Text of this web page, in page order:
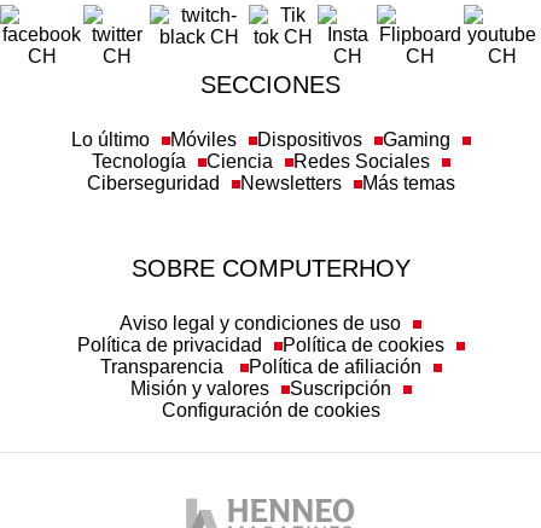
SECCIONES
Tecnología
Ciencia
Redes Sociales
Ciberseguridad
Newsletters Más temas
Política de privacidad
Política de cookies
Transparencia
Política de afiliación
Misión y valores
Suscripción
Configuración de cookies